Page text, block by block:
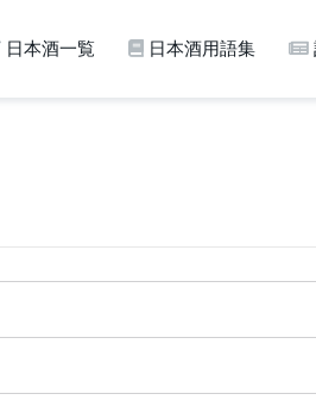
日本酒一覧 日本酒用語集